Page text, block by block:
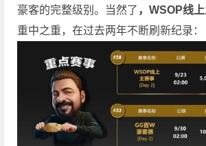
豪客的完整级别。当然了 ，WSOP线
重中之重，在过去两年不断刷新纪录：